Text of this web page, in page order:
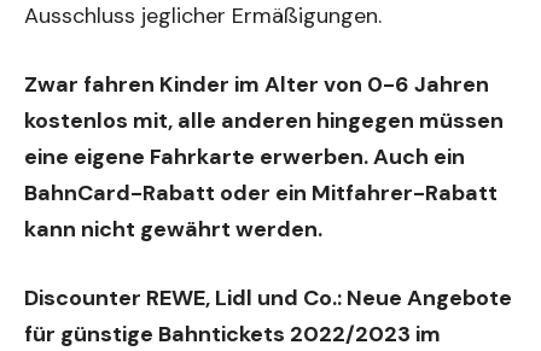
Ausschluss jeglicher Ermäßigungen.
Zwar fahren Kinder im Alter von 0-6 Jahren
kostenlos mit, alle anderen hingegen müssen
eine eigene Fahrkarte erwerben. Auch ein
BahnCard-Rabatt oder ein Mitfahrer-Rabatt
kann nicht gewährt werden.
Discounter REWE, Lidl und Co.: Neue Angebote
für günstige Bahntickets 2022/2023 im